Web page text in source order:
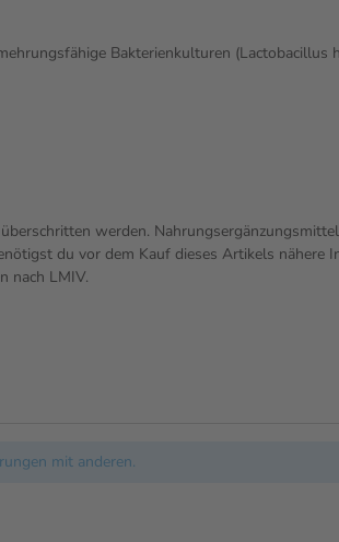
Bakterienkulturen (Lactobacillus
werden.
du vor dem Kauf dieses Artikels nähere
nach LMIV.
mit anderen.